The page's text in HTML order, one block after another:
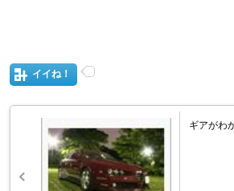
イイね！
ギアがわ